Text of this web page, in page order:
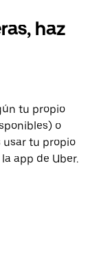
haz
tu propio
o
usar tu propio
app de Uber.